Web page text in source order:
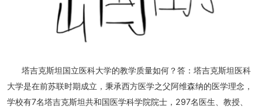
塔吉克斯坦国立医科大学的教学质量如何？答：塔吉克斯坦医科
大学是在前苏联时期成立，秉承西方医学之父阿维森纳的医学理念，
学校有7名塔吉克斯坦共和国医学科学院院士，297名医生、教授、